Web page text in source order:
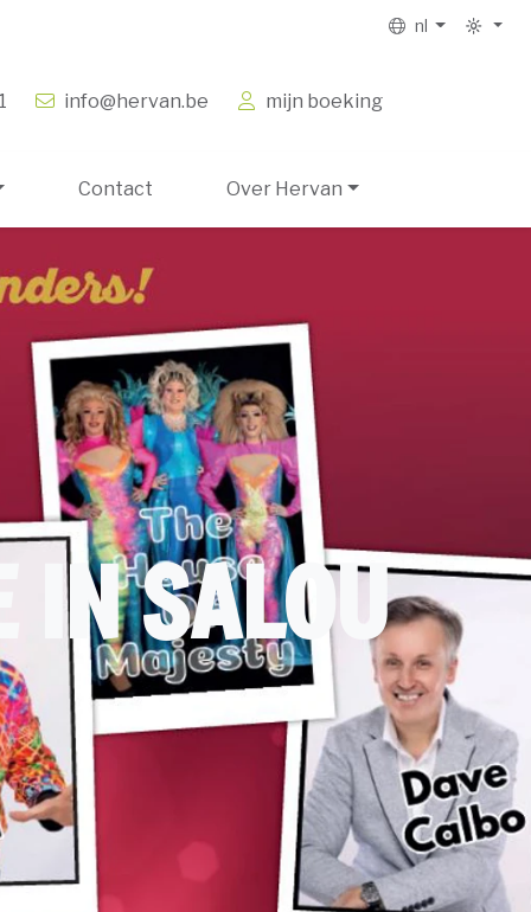
nl
info@hervan.be mijn boeking
Contact Over Hervan
IN SALOU